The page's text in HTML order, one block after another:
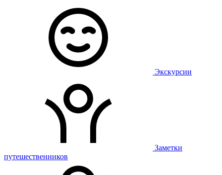
Экскурсии
Заметки
путешественников